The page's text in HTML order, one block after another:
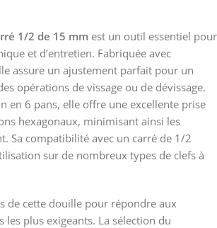
1/2 de 15 mm est un outil essentiel pour
et d’entretien. Fabriquée avec
assure un ajustement parfait pour un
opérations de vissage ou de dévissage.
en 6 pans, elle offre une excellente prise
hexagonaux, minimisant ainsi les
Sa compatibilité avec un carré de 1/2
sur de nombreux types de clefs à
de cette douille pour répondre aux
les plus exigeants. La sélection du